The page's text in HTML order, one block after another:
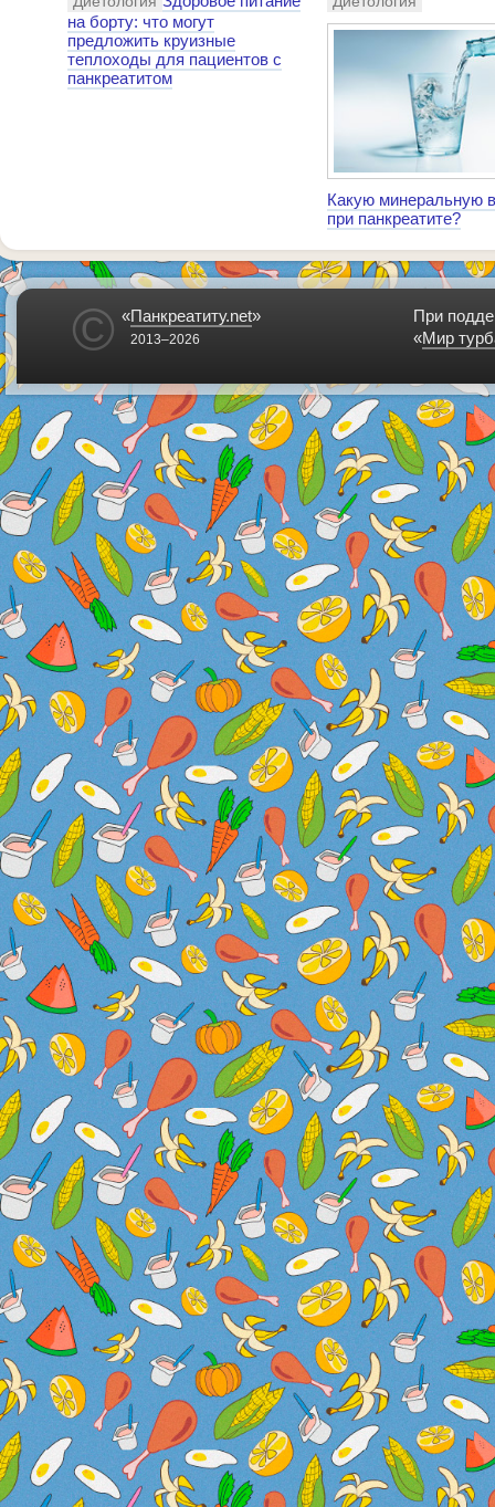
на борту: что могут
предложить круизные
теплоходы для пациентов с
панкреатитом
Какую минеральную
при панкреатите?
© «Панкреатиту.net»
2013–2026
При
«Мир